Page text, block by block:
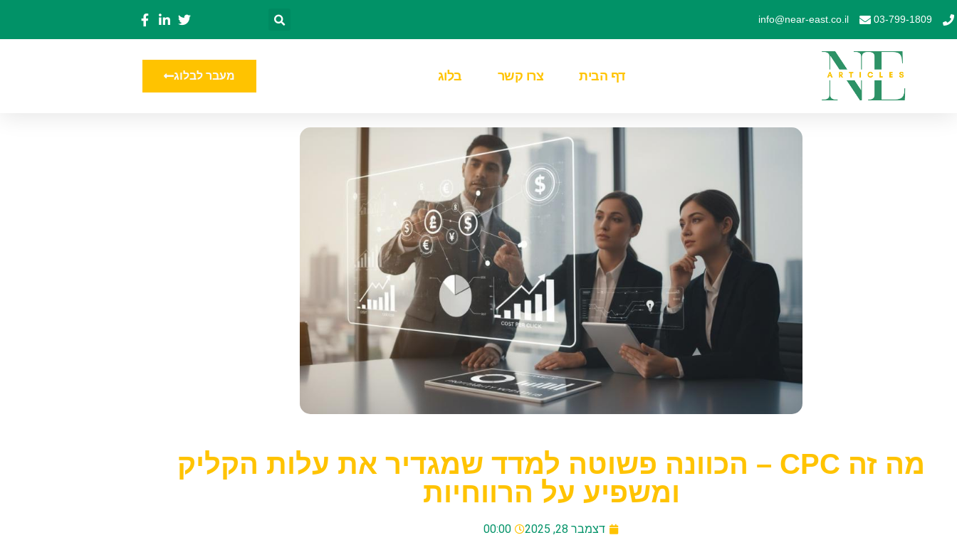
03-799-1809
info@near-east.co.il
דף הבית צרו קשר בלוג מעבר לבלוג
מה זה CPC – הכוונה פשוטה למדד שמגדיר את עלות הקליק
ומשפיע על הרווחיות
דצמבר 28, 2025 00:00